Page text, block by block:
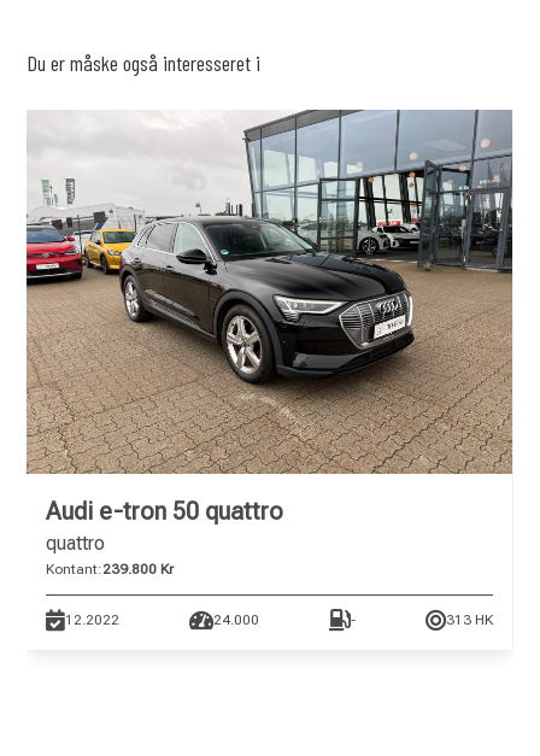
Du er måske også interesseret i
Audi e-tron 50 quattro
quattro
Kontant:239.800 Kr
12.2022 24.000 - 313 HK